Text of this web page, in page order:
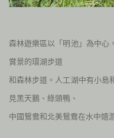
森林遊樂區以「明池」為中心
賞景的環湖步道
和森林步道。人工湖中有小島
見黑天鵝、綠頭鴨、
中國鴛鴦和北美鴛鴦在水中嬉